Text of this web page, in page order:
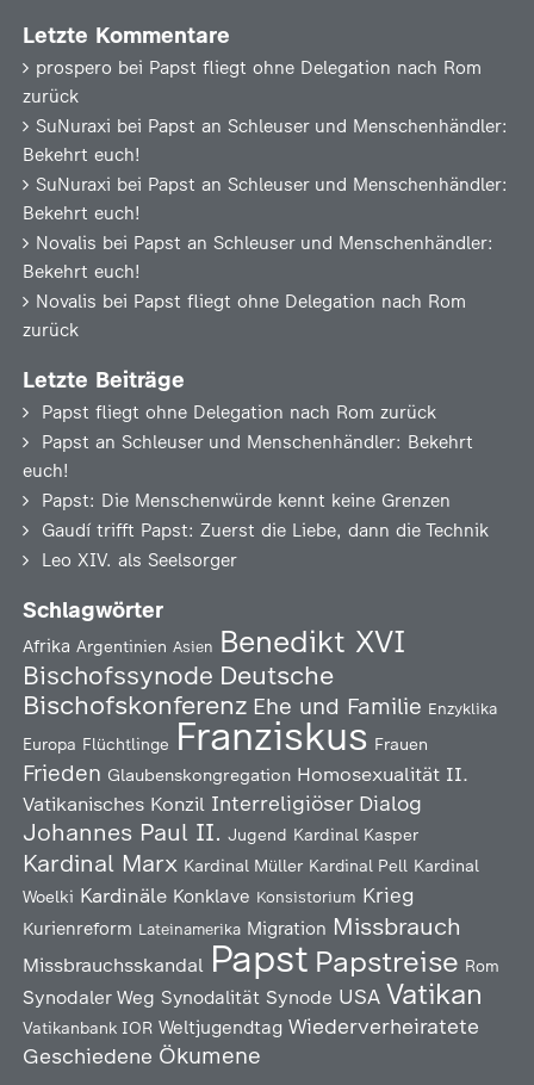
Letzte Kommentare
prospero bei Papst fliegt ohne Delegation nach Rom
zurück
SuNuraxi bei Papst an Schleuser und Menschenhändler:
Bekehrt euch!
SuNuraxi bei Papst an Schleuser und Menschenhändler:
Bekehrt euch!
Novalis bei Papst an Schleuser und Menschenhändler:
Bekehrt euch!
Novalis bei Papst fliegt ohne Delegation nach Rom
zurück
Letzte Beiträge
Papst fliegt ohne Delegation nach Rom zurück
Papst an Schleuser und Menschenhändler: Bekehrt
euch!
Papst: Die Menschenwürde kennt keine Grenzen
Gaudí trifft Papst: Zuerst die Liebe, dann die Technik
Leo XIV. als Seelsorger
Schlagwörter
Afrika Argentinien Asien Benedikt XVI
Bischofssynode Deutsche
Bischofskonferenz Ehe und Familie Enzyklika
Europa Flüchtlinge Franziskus Frauen
Frieden Glaubenskongregation Homosexualität II.
Vatikanisches Konzil Interreligiöser Dialog
Johannes Paul II. Jugend Kardinal Kasper
Kardinal Marx Kardinal Müller Kardinal Pell Kardinal
Woelki Kardinäle Konklave Konsistorium Krieg
Kurienreform Lateinamerika Migration Missbrauch
Missbrauchsskandal Papst Papstreise Rom
Synodaler Weg Synodalität Synode USA Vatikan
Vatikanbank IOR Weltjugendtag Wiederverheiratete
Geschiedene Ökumene